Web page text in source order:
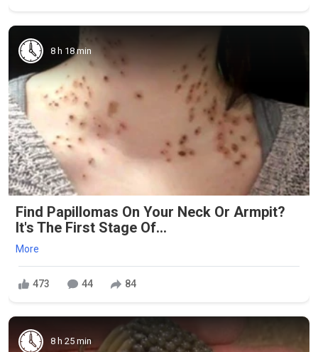
8 h 18 min
Find Papillomas On Your Neck Or Armpit?
It's The First Stage Of...
More
473 44 84
8 h 25 min